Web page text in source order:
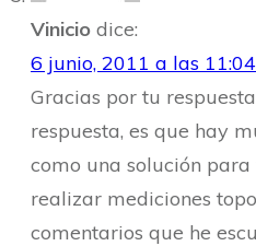
Vinicio dice:
6 junio, 2011 a las
Gracias por tu
respuesta, es que hay
como una solución
realizar mediciones
comentarios que he